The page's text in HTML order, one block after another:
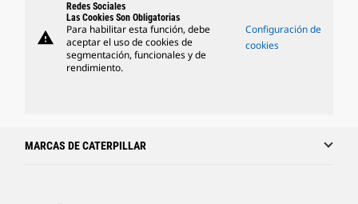
warning
Redes Sociales
Las Cookies Son Obligatorias
Para habilitar esta función, debe
aceptar el uso de cookies de
segmentación, funcionales y de
rendimiento.
Configuración de
cookies
MARCAS DE CATERPILLAR